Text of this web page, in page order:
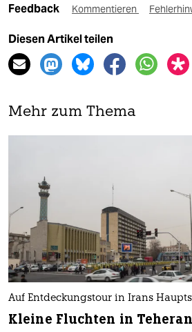
Feedback Kommentieren
Diesen Artikel teilen
Mehr zum Thema
Auf Entdeckungstour in Irans
Kleine Fluchten in Teheran